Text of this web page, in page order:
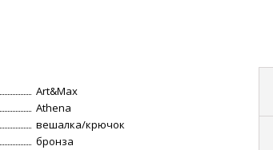
Art&Max
Athena
вешалка/крючок
бронза